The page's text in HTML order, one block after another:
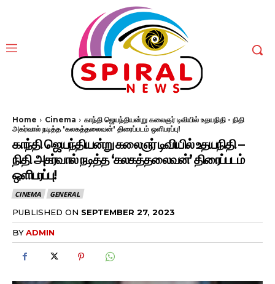
Home Cinema
காந்தி ஜெயந்தியன்று கலைஞர் டிவியில் உதயநிதி - நிதி
அகர்வால் நடித்த 'கலகத்தலைவன்' திரைப்படம் ஒளிபரப்பு!
காந்தி ஜெயந்தியன்று கலைஞர் டிவியில் உதயநிதி –
நிதி அகர்வால் நடித்த ‘கலகத்தலைவன்’ திரைப்படம்
ஒளிபரப்பு!
CINEMA GENERAL
PUBLISHED ON SEPTEMBER 27, 2023
BYADMIN